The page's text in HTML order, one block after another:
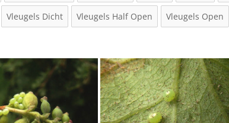
Vleugels Dicht Vleugels Half Open Vleugels Open